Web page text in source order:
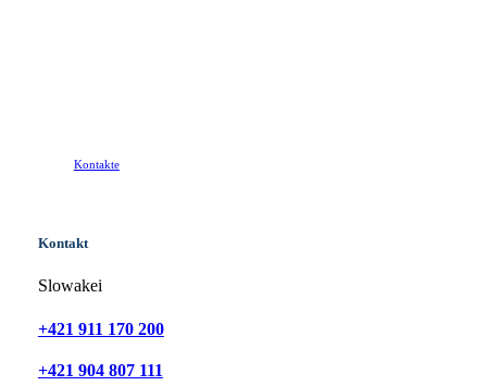
Kontakte
Kontakt
Slowakei
+421 911 170 200
+421 904 807 111